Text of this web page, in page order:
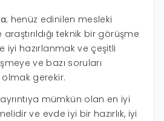
; henüz edinilen mesleki
teknik bir görüşme
iyi hazırlanmak ve çeşitli
ve bazı soruları
gerekir.
mümkün olan en iyi
ve evde iyi bir hazırlık, iyi